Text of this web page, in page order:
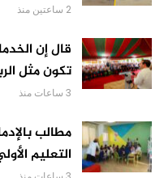
2 ساعتين منذ
قال إن
تكون مثل
3 ساعات منذ
مطالب
التعليم